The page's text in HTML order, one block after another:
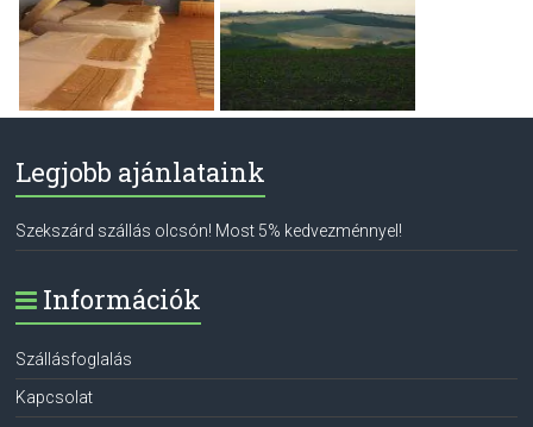
Legjobb ajánlataink
Szekszárd szállás olcsón! Most 5% kedvezménnyel!
Információk
Szállásfoglalás
Kapcsolat